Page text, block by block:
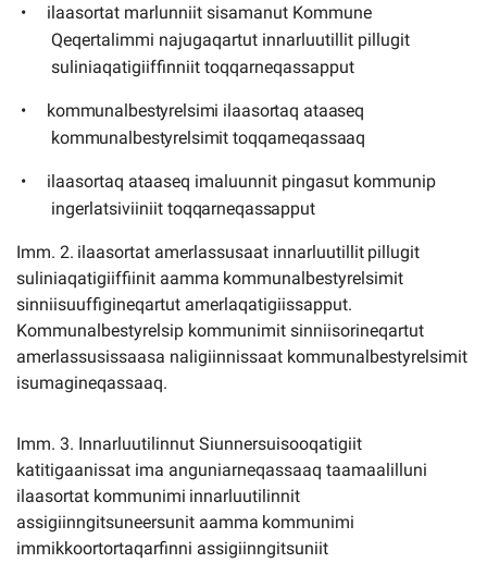
ilaasortat marlunniit sisamanut Kommune
Qeqertalimmi najugaqartut innarluutillit pillugit
suliniaqatigiiffinniit toqqarneqassapput
kommunalbestyrelsimi ilaasortaq ataaseq
kommunalbestyrelsimit toqqarneqassaaq
ilaasortaq ataaseq imaluunnit pingasut kommunip
ingerlatsiviiniit toqqarneqassapput
Imm. 2. ilaasortat amerlassusaat innarluutillit pillugit
suliniaqatigiiffiinit aamma kommunalbestyrelsimit
sinniisuuffigineqartut amerlaqatigiissapput.
Kommunalbestyrelsip kommunimit sinniisorineqartut
amerlassusissaasa naligiinnissaat kommunalbestyrelsimit
isumagineqassaaq.
Imm. 3. Innarluutilinnut Siunnersuisooqatigiit
katitigaanissat ima anguniarneqassaaq taamaalilluni
ilaasortat kommunimi innarluutilinnit
assigiinngitsuneersunit aamma kommunimi
immikkoortortaqarfinni assigiinngitsuniit